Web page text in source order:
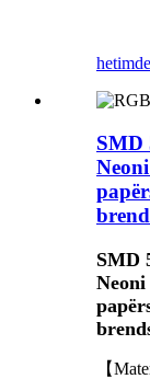
hetim
SMD
SMD
【